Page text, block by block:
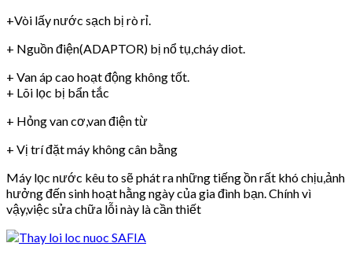
+Vòi lấy nước sạch bị rò rỉ.
+ Nguồn điện(ADAPTOR) bị nổ tụ,cháy diot.
+ Van áp cao hoạt động không tốt.
+ Lõi lọc bị bẩn tắc
+ Hỏng van cơ,van điện từ
+ Vị trí đặt máy không cân bằng
Máy lọc nước kêu to sẽ phát ra những tiếng ồn rất khó chịu,ảnh
hưởng đến sinh hoạt hằng ngày của gia đình bạn. Chính vì
vậy,việc sửa chữa lỗi này là cần thiết